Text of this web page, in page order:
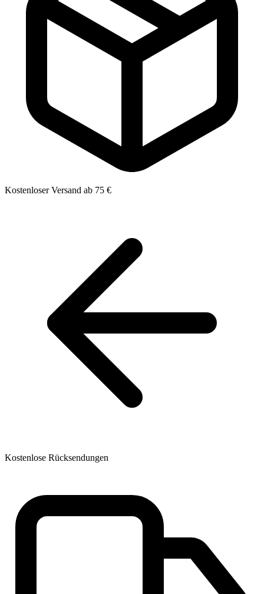
Kostenloser Versand ab 75 €
Kostenlose Rücksendungen